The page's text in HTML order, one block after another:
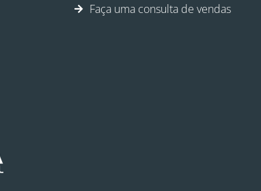
Faça uma consulta de vendas